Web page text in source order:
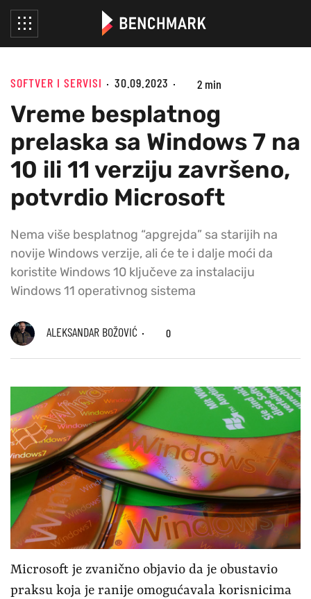
SOFTVER I SERVISI 30.09.2023 2 min
Vreme besplatnog
prelaska sa Windows 7 na
10 ili 11 verziju završeno,
potvrdio Microsoft
Nema više besplatnog “apgrejda” sa starijih na
novije Windows verzije, ali će te i dalje moći da
koristite Windows 10 ključeve za instalaciju
Windows 11 operativnog sistema
ALEKSANDAR BOŽOVIĆ 0
Microsoft je zvanično objavio da je obustavio
praksu koja je ranije omogućavala korisnicima